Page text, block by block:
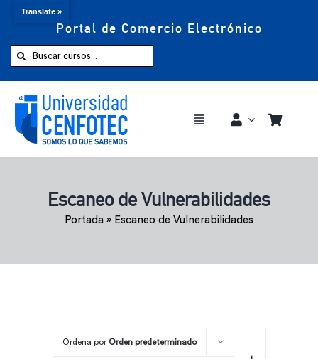
Portal de Comercio Electrónico
Buscar:
Toggle
Comprar ahora
Escaneo de Vulnerabilidades
Portada » Escaneo de Vulnerabilidades
Ordena por Orden predeterminado
Translate »